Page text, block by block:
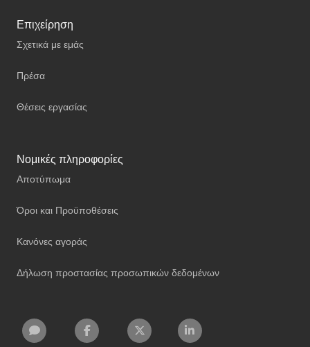
Επιχείρηση
Σχετικά με εμάς
Πρέσα
Θέσεις εργασίας
Νομικές πληροφορίες
Αποτύπωμα
Όροι και Προϋποθέσεις
Κανόνες αγοράς
Δήλωση προστασίας προσωπικών δεδομένων